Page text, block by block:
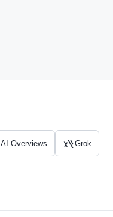
AI Overviews Grok